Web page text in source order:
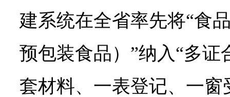
建系统在全省率先将“食
预包装食品）”纳入“多证
套材料、一表登记、一窗